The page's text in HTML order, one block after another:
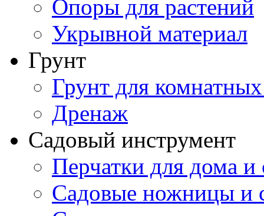
Опоры для растений
Укрывной материал
Грунт
Грунт для
Дренаж
Садовый инструмент
Перчатки для дома и
Садовые ножницы и